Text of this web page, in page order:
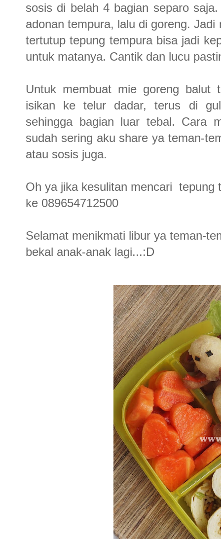
sosis di belah 4 bagian separo
adonan tempura, lalu di goreng.
tertutup tepung tempura bisa jadi
untuk matanya. Cantik dan lucu
Untuk membuat mie goreng
isikan ke telur dadar, terus di
sehingga bagian luar tebal. Cara
sudah sering aku share ya teman-
atau sosis juga.
Oh ya jika kesulitan mencari tepung
ke 089654712500
Selamat menikmati libur ya teman-
bekal anak-anak lagi...:D